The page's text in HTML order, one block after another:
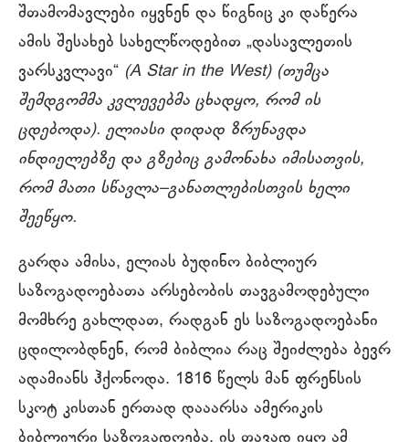
შთამომავლები იყვნენ და წიგნიც კი დაწერა
ამის შესახებ სახელწოდებით „დასავლეთის
ვარსკვლავი“ (A Star in the West) (თუმცა
შემდგომმა კვლევებმა ცხადყო, რომ ის
ცდებოდა). ელიასი დიდად ზრუნავდა
ინდიელებზე და გზებიც გამონახა იმისათვის,
რომ მათი სწავლა–განათლებისთვის ხელი
შეეწყო.
გარდა ამისა, ელიას ბუდინო ბიბლიურ
საზოგადოებათა არსებობის თავგამოდებული
მომხრე გახლდათ, რადგან ეს საზოგადოებანი
ცდილობდნენ, რომ ბიბლია რაც შეიძლება ბევრ
ადამიანს ჰქონოდა. 1816 წელს მან ფრენსის
სკოტ კისთან ერთად დააარსა ამერიკის
ბიბლიური საზოგადოება. ის თავად იყო ამ